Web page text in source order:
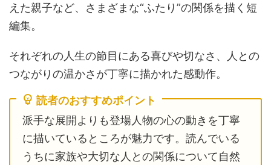
えた親子など、さまざまな“ふたり”の関係を描く短
編集。
それぞれの人生の節目にある喜びや切なさ、人との
つながりの温かさが丁寧に描かれた感動作。
読者のおすすめポイント
派手な展開よりも登場人物の心の動きを丁寧
に描いているところが魅力です。読んでいる
うちに家族や大切な人との関係について自然